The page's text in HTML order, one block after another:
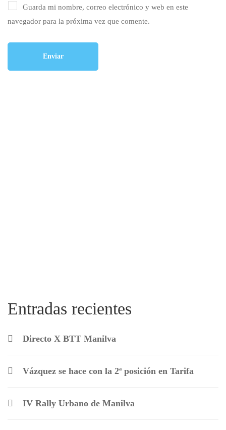
Guarda mi nombre, correo electrónico y web en este
navegador para la próxima vez que comente.
Entradas recientes
Directo X BTT Manilva
Vázquez se hace con la 2ª posición en Tarifa
IV Rally Urbano de Manilva